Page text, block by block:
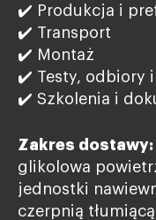
✔️ Produkcja i
✔️ Transport
✔️ Montaż
✔️ Testy, odbiory
✔️ Szkolenia i
Zakres dostawy:
glikolowa
jednostki
czerpnią